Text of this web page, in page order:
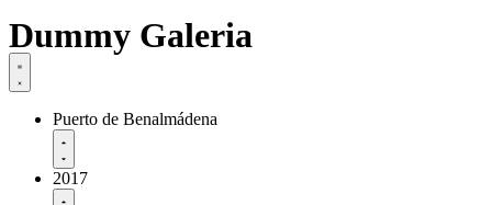
Dummy Galeria
Puerto de Benalmádena
2017